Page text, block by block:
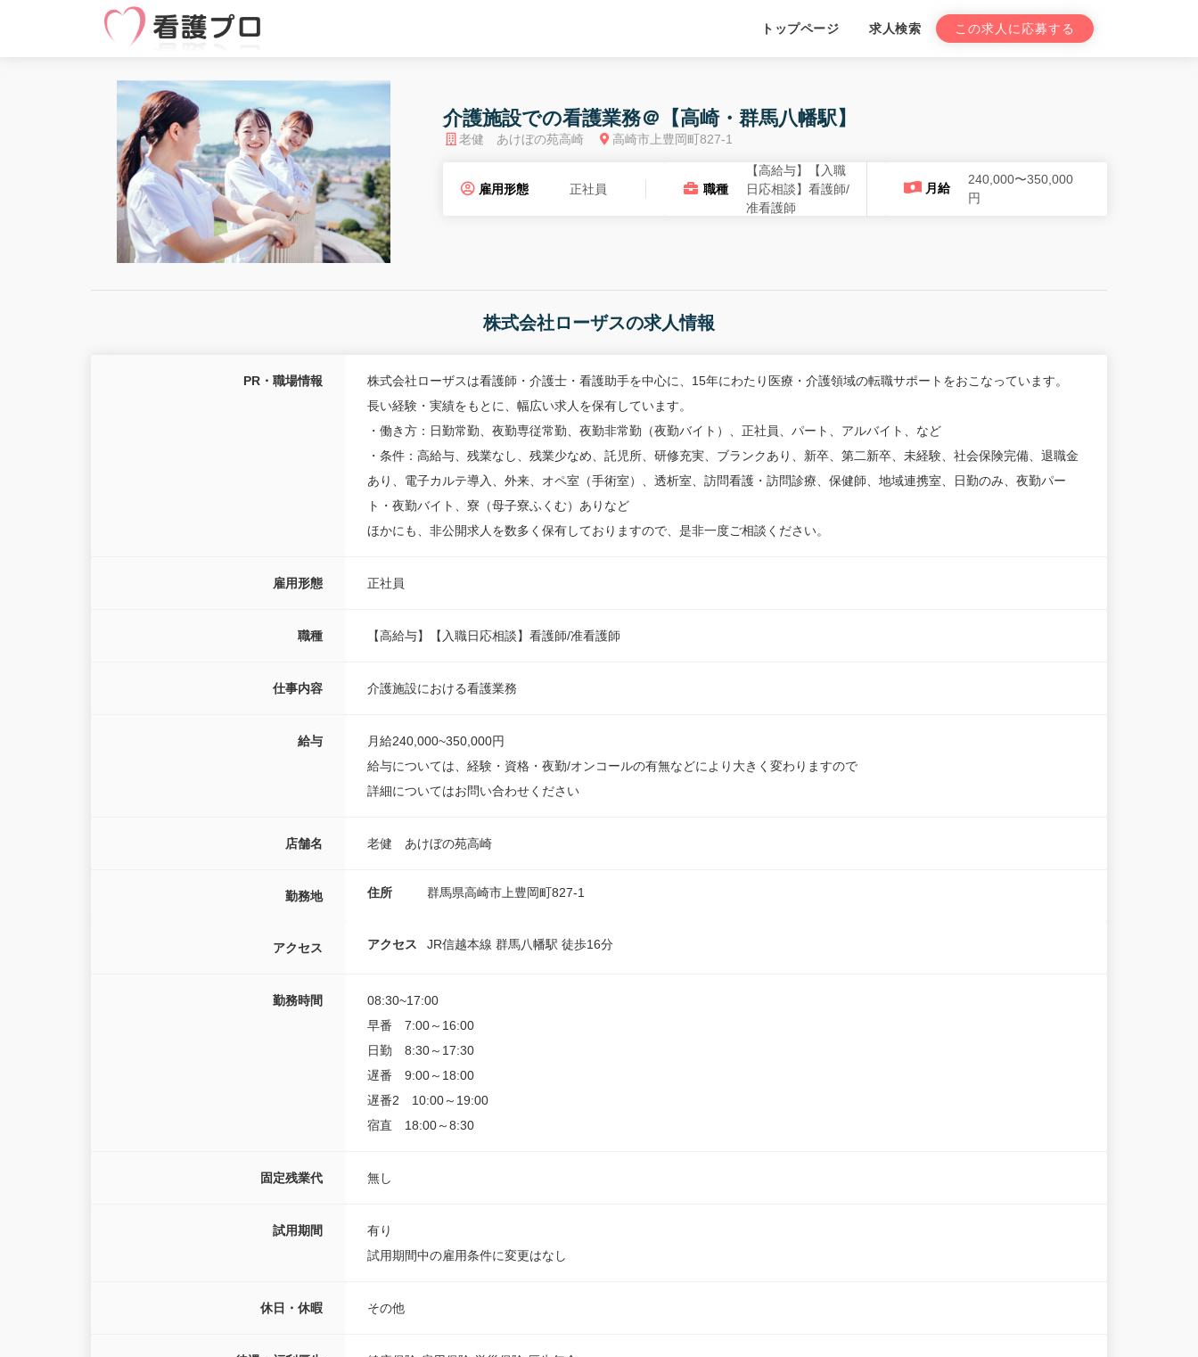
トップページ 求人検索 この求人に応募する
介護施設での看護業務＠【高崎・群馬八幡駅】
老健 あけぼの苑高崎 高崎市上豊岡町827-1
雇用形態 正社員 職種
【高給与】【入職
日応相談】看護師/
准看護師
月給
240,000〜350,000
円
株式会社ローザスの求人情報
PR・職場情報
株式会社ローザスは看護師・介護士・看護助手を中心に、15年にわたり医療・介護領域の転職サポートをおこなっています。
長い経験・実績をもとに、幅広い求人を保有しています。
・働き方：日勤常勤、夜勤専従常勤、夜勤非常勤（夜勤バイト）、正社員、パート、アルバイト、など
・条件：高給与、残業なし、残業少なめ、託児所、研修充実、ブランクあり、新卒、第二新卒、未経験、社会保険完備、退職金
あり、電子カルテ導入、外来、オペ室（手術室）、透析室、訪問看護・訪問診療、保健師、地域連携室、日勤のみ、夜勤パー
ト・夜勤バイト、寮（母子寮ふくむ）ありなど
ほかにも、非公開求人を数多く保有しておりますので、是非一度ご相談ください。
雇用形態 正社員
職種 【高給与】【入職日応相談】看護師/准看護師
仕事内容 介護施設における看護業務
給与
月給240,000~350,000円
給与については、経験・資格・夜勤/オンコールの有無などにより大きく変わりますので
詳細についてはお問い合わせください
店舗名 老健 あけぼの苑高崎
勤務地 住所 群馬県高崎市上豊岡町827-1
アクセス アクセス JR信越本線 群馬八幡駅 徒歩16分
勤務時間
08:30~17:00
早番 7:00～16:00
日勤 8:30～17:30
遅番 9:00～18:00
遅番2 10:00～19:00
宿直 18:00～8:30
固定残業代 無し
試用期間
有り
試用期間中の雇用条件に変更はなし
休日・休暇 その他